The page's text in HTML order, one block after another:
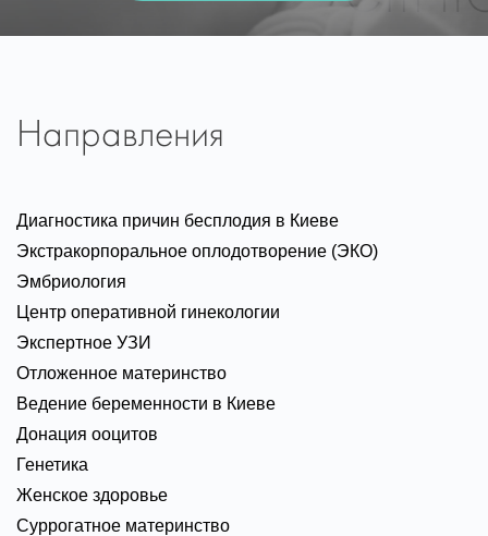
Направления
Диагностика причин бесплодия в Киеве
Экстракорпоральное оплодотворение (ЭКО)
Эмбриология
Центр оперативной гинекологии
Экспертное УЗИ
Отложенное материнство
Ведение беременности в Киеве
Донация ооцитов
Генетика
Женское здоровье
Суррогатное материнство